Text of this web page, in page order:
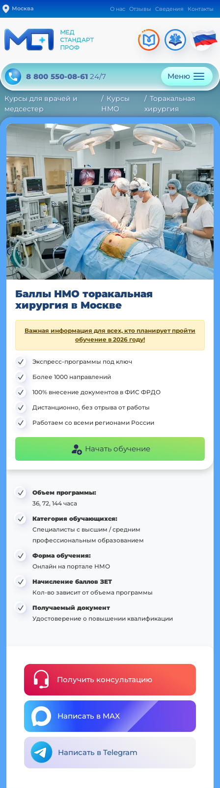
Москва О нас Отзывы Сведения Контакты
8 800 550-08-61 24/7 Меню
Курсы для врачей и
медсестер
Курсы
НМО
Торакальная
хирургия
Баллы НМО торакальная
хирургия в Москве
Важная информация для всех, кто планирует пройти
обучение в 2026 году!
Экспресс-программы под ключ
Более 1000 направлений
100% внесение документов в ФИС ФРДО
Дистанционно, без отрыва от работы
Работаем со всеми регионами России
Начать обучение
Объем программы:
36, 72, 144 часа
Категория обучающихся:
Специалисты с высшим / средним
профессиональным образованием
Форма обучения:
Онлайн на портале НМО
Начисление баллов ЗЕТ
Кол-во зависит от объема программы
Получаемый документ
Удостоверение о повышении квалификации
Получить консультацию
Написать в MAX
Написать в Telegram